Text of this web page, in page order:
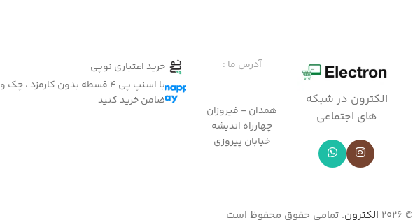
الکترون در شبکه
های اجتماعی
آدرس ما :
همدان - فیروزان
چهارراه اندیشه
خیابان پیروزی
خرید اعتباری نوپی
با اسنپ پی 4 قسطه بدون کارمزد ، چک و
ضامن خرید کنید
© 2026 الکترون. تمامی حقوق محفوظ است